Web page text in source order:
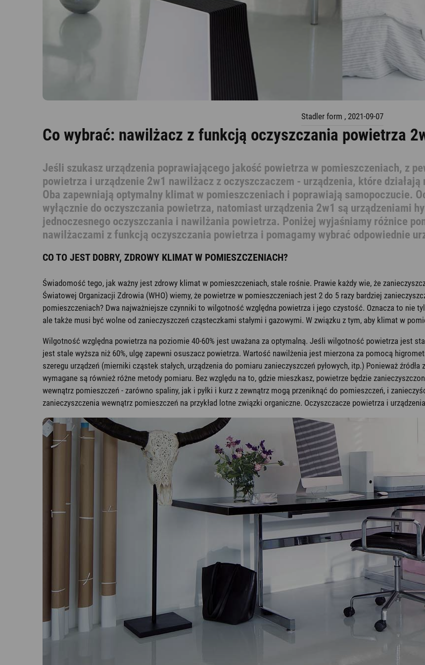
Nawilżacze z funkcją
oczyszczania
Outlet
Stadler form , 2021-09-07
Co wybrać: nawilżacz z funkcją oczyszczania powietrza
Jeśli szukasz urządzenia poprawiającego jakość powietrza w pomieszczeniach, z
powietrza i urządzenie 2w1 nawilżacz z oczyszczaczem - urządzenia, które
Oba zapewniają optymalny klimat w pomieszczeniach i poprawiają samopoczucie.
wyłącznie do oczyszczania powietrza, natomiast urządzenia 2w1 są urządzeniami
jednoczesnego oczyszczania i nawilżania powietrza. Poniżej wyjaśniamy różnice
nawilżaczami z funkcją oczyszczania powietrza i pomagamy wybrać odpowiednie
CO TO JEST DOBRY, ZDROWY KLIMAT W POMIESZCZENIACH?
Świadomość tego, jak ważny jest zdrowy klimat w pomieszczeniach, stale rośnie. Prawie każdy wie, że
Światowej Organizacji Zdrowia (WHO) wiemy, że powietrze w pomieszczeniach jest 2 do 5 razy bardziej
pomieszczeniach? Dwa najważniejsze czynniki to wilgotność względna powietrza i jego czystość. Oznacza to nie
ale także musi być wolne od zanieczyszczeń cząsteczkami stałymi i gazowymi. W związku z tym, aby klimat w
Wilgotność względna powietrza na poziomie 40-60% jest uważana za optymalną. Jeśli wilgotność powietrza jest
jest stale wyższa niż 60%, ulgę zapewni osuszacz powietrza. Wartość nawilżenia jest mierzona za pomocą
szeregu urządzeń (mierniki cząstek stałych, urządzenia do pomiaru zanieczyszczeń pyłowych, itp.) Ponieważ
wymagane są również różne metody pomiaru. Bez względu na to, gdzie mieszkasz, powietrze będzie
wewnątrz pomieszczeń - zarówno spaliny, jak i pyłki i kurz z zewnątrz mogą przeniknąć do pomieszczeń, i
zanieczyszczenia wewnątrz pomieszczeń na przykład lotne związki organiczne. Oczyszczacze powietrza i